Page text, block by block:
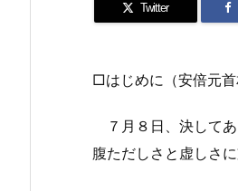
Twitter
□はじめに（安倍元首
７月８日、決して
腹ただしさと虚しさ